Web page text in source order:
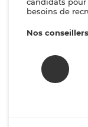
candidats
besoins de
Nos